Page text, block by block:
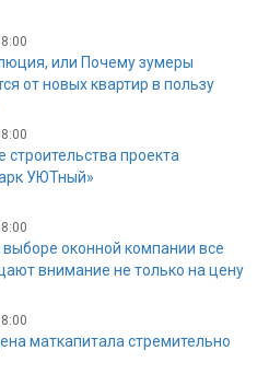
или Почему зумеры
от новых квартир в пользу
строительства проекта
УЮТный»
оконной компании все
внимание не только на цену
маткапитала стремительно